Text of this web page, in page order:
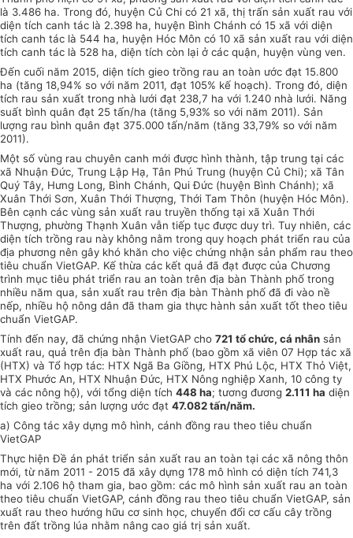
là 3.486 ha. Trong đó, huyện Củ Chi có 21 xã, thị trấn sản xuất rau với
diện tích canh tác là 2.398 ha, huyện Bình Chánh có 15 xã với diện
tích canh tác là 544 ha, huyện Hóc Môn có 10 xã sản xuất rau với diện
tích canh tác là 528 ha, diện tích còn lại ở các quận, huyện vùng ven.
Đến cuối năm 2015, diện tích gieo trồng rau an toàn ước đạt 15.800
ha (tăng 18,94% so với năm 2011, đạt 105% kế hoạch). Trong đó, diện
tích rau sản xuất trong nhà lưới đạt 238,7 ha với 1.240 nhà lưới. Năng
suất bình quân đạt 25 tấn/ha (tăng 5,93% so với năm 2011). Sản
lượng rau bình quân đạt 375.000 tấn/năm (tăng 33,79% so với năm
2011).
Một số vùng rau chuyên canh mới được hình thành, tập trung tại các
xã Nhuận Đức, Trung Lập Hạ, Tân Phú Trung (huyện Củ Chi); xã Tân
Quý Tây, Hưng Long, Bình Chánh, Qui Đức (huyện Bình Chánh); xã
Xuân Thới Sơn, Xuân Thới Thượng, Thới Tam Thôn (huyện Hóc Môn).
Bên cạnh các vùng sản xuất rau truyền thống tại xã Xuân Thới
Thượng, phường Thạnh Xuân vẫn tiếp tục được duy trì. Tuy nhiên, các
diện tích trồng rau này không nằm trong quy hoạch phát triển rau của
địa phương nên gây khó khăn cho việc chứng nhận sản phẩm rau theo
tiêu chuẩn VietGAP. Kế thừa các kết quả đã đạt được của Chương
trình mục tiêu phát triển rau an toàn trên địa bàn Thành phố trong
nhiều năm qua, sản xuất rau trên địa bàn Thành phố đã đi vào nề
nếp, nhiều hộ nông dân đã tham gia thực hành sản xuất tốt theo tiêu
chuẩn VietGAP.
Tính đến nay, đã chứng nhận VietGAP cho 721 tổ chức, cá nhân sản
xuất rau, quả trên địa bàn Thành phố (bao gồm xã viên 07 Hợp tác xã
(HTX) và Tổ hợp tác: HTX Ngã Ba Giồng, HTX Phú Lộc, HTX Thỏ Việt,
HTX Phước An, HTX Nhuận Đức, HTX Nông nghiệp Xanh, 10 công ty
và các nông hộ), với tổng diện tích 448 ha; tương đương 2.111 ha diện
tích gieo trồng; sản lượng ước đạt 47.082 tấn/năm.
a) Công tác xây dựng mô hình, cánh đồng rau theo tiêu chuẩn
VietGAP
Thực hiện Đề án phát triển sản xuất rau an toàn tại các xã nông thôn
mới, từ năm 2011 - 2015 đã xây dựng 178 mô hình có diện tích 741,3
ha với 2.106 hộ tham gia, bao gồm: các mô hình sản xuất rau an toàn
theo tiêu chuẩn VietGAP, cánh đồng rau theo tiêu chuẩn VietGAP, sản
xuất rau theo hướng hữu cơ sinh học, chuyển đổi cơ cấu cây trồng
trên đất trồng lúa nhằm nâng cao giá trị sản xuất.